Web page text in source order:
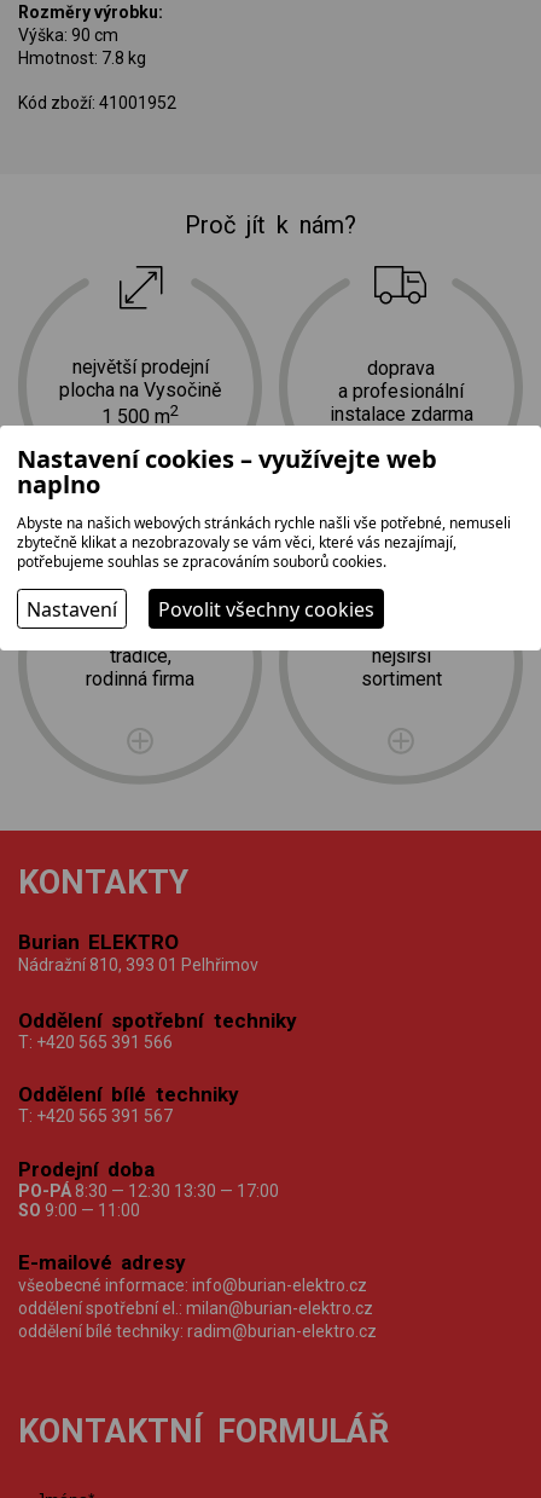
Rozměry výrobku:
Výška: 90 cm
Hmotnost: 7.8 kg
Kód zboží: 41001952
Proč jít k nám?
největší prodejní
plocha na Vysočině
1 500 m2
tradice,
rodinná firma
doprava
a profesionální
instalace zdarma
nejširší
sortiment
KONTAKTY
Burian ELEKTRO
Nádražní 810, 393 01 Pelhřimov
Oddělení spotřební techniky
T: +420 565 391 566
Oddělení bílé techniky
T: +420 565 391 567
Prodejní doba
PO-PÁ 8:30 — 12:30 13:30 — 17:00
SO 9:00 — 11:00
E-mailové adresy
všeobecné informace: info@burian-elektro.cz
oddělení spotřební el.: milan@burian-elektro.cz
oddělení bílé techniky: radim@burian-elektro.cz
KONTAKTNÍ FORMULÁŘ
Nastavení cookies – využívejte web
naplno
Abyste na našich webových stránkách rychle našli vše potřebné, nemuseli
zbytečně klikat a nezobrazovaly se vám věci, které vás nezajímají,
potřebujeme souhlas se zpracováním souborů cookies.
Nastavení Povolit všechny cookies